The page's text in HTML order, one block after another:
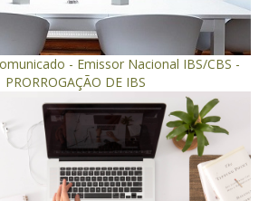
- Emissor Nacional IBS/CBS -
PRORROGAÇÃO DE IBS